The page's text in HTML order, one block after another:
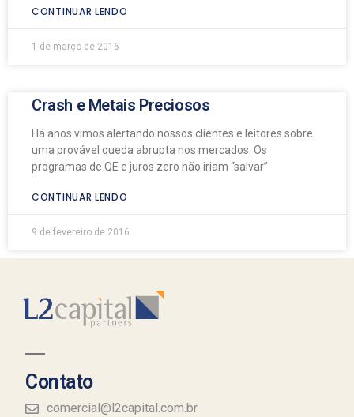
CONTINUAR LENDO
1 de março de 2016
Crash e Metais Preciosos
Há anos vimos alertando nossos clientes e leitores sobre
uma provável queda abrupta nos mercados. Os
programas de QE e juros zero não iriam “salvar”
CONTINUAR LENDO
9 de fevereiro de 2016
Contato
comercial@l2capital.com.br